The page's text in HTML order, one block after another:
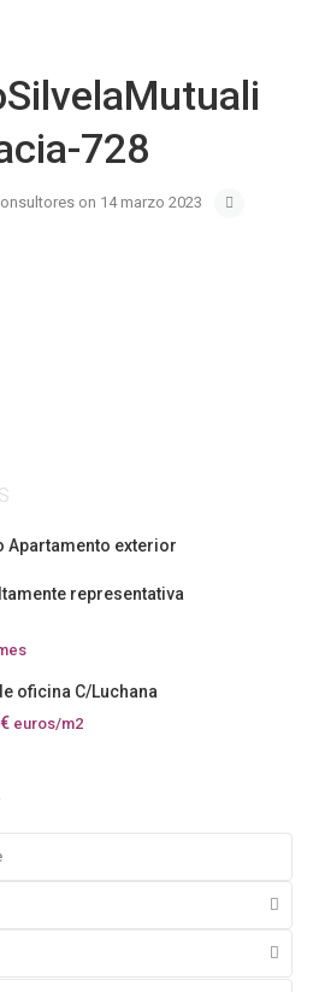
728
on 14 marzo 2023
Apartamento exterior
representativa
oficina C/Luchana
euros/m2